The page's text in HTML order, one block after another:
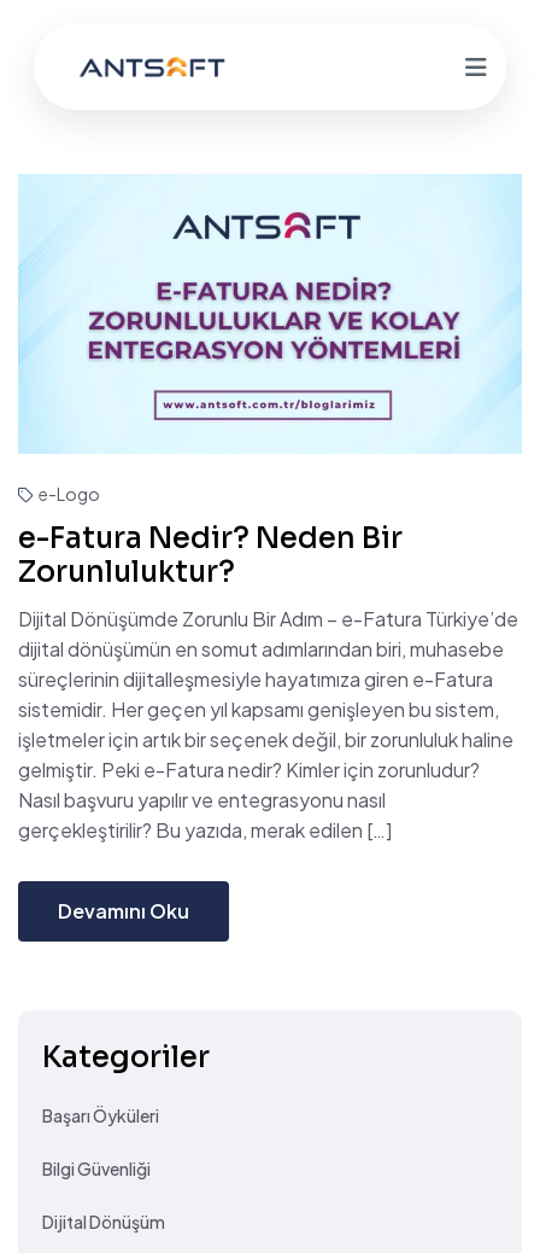
e-Logo
e-Fatura Nedir? Neden Bir
Zorunluluktur?
Dijital Dönüşümde Zorunlu Bir Adım – e-Fatura Türkiye’de
dijital dönüşümün en somut adımlarından biri, muhasebe
süreçlerinin dijitalleşmesiyle hayatımıza giren e-Fatura
sistemidir. Her geçen yıl kapsamı genişleyen bu sistem,
işletmeler için artık bir seçenek değil, bir zorunluluk haline
gelmiştir. Peki e-Fatura nedir? Kimler için zorunludur?
Nasıl başvuru yapılır ve entegrasyonu nasıl
gerçekleştirilir? Bu yazıda, merak edilen […]
Devamını Oku
Kategoriler
Başarı Öyküleri
Bilgi Güvenliği
Dijital Dönüşüm